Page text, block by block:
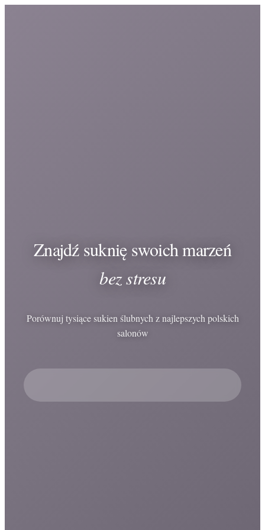
Znajdź suknię swoich marzeń
bez stresu
Porównuj tysiące sukien ślubnych z najlepszych polskich
salonów